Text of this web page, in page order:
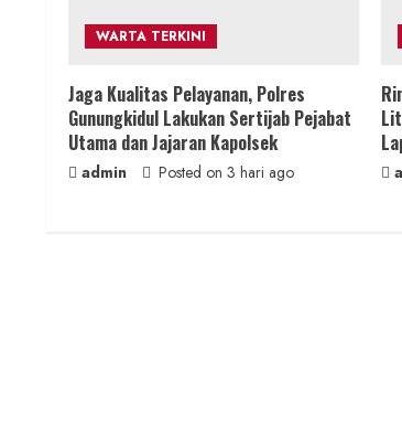
R
e
a
d
WARTA TERKINI
Jaga Kualitas Pelayanan, Polres
Gunungkidul Lakukan Sertijab Pejabat
Utama dan Jajaran Kapolsek
admin Posted on 3 hari ago